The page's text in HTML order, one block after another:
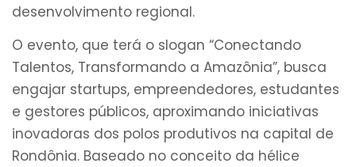
desenvolvimento regional.
O evento, que terá o slogan “Conectando
Talentos, Transformando a Amazônia”, busca
engajar startups, empreendedores, estudantes
e gestores públicos, aproximando iniciativas
inovadoras dos polos produtivos na capital de
Rondônia. Baseado no conceito da hélice